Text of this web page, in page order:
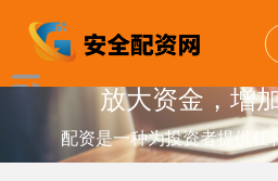
放大资金，增
配资是一种为投资者提供杠